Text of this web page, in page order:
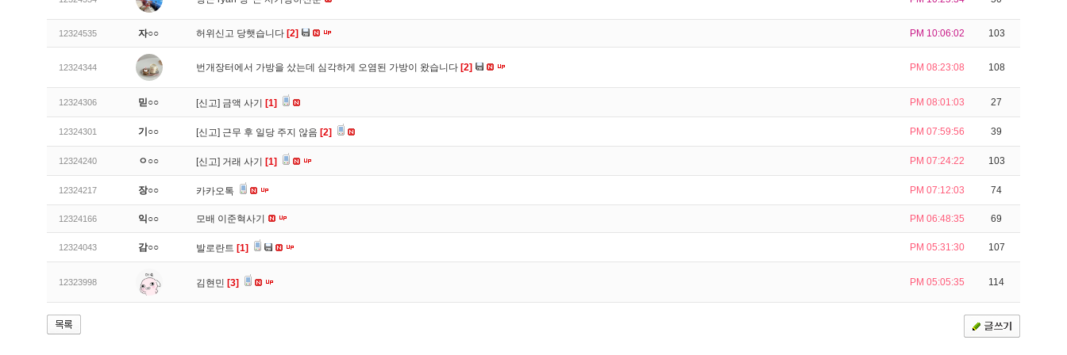
12324535 자○○ 허위신고 당햇습니다 [2] PM 10:06:02 103
12324344 번개장터에서 가방을 샀는데 심각하게 오염된 가방이 왔습니다 [2] PM 08:23:08 108
12324306 믿○○ [신고] 금액 사기 [1] PM 08:01:03 27
12324301 기○○ [신고] 근무 후 일당 주지 않음 [2] PM 07:59:56 39
12324240 ㅇ○○ [신고] 거래 사기 [1] PM 07:24:22 103
12324217 장○○ 카카오톡 PM 07:12:03 74
12324166 익○○ 모배 이준혁사기 PM 06:48:35 69
12324043 감○○ 발로란트 [1] PM 05:31:30 107
12323998 김현민 [3] PM 05:05:35 114